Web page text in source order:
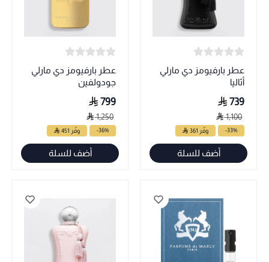
عطر بارفيومز دي مارلي
أثاليا
739
1,100
-33% وفّر 361
أضف للسلة
عطر بارفيومز دي مارلي
جودولفين
799
1,250
-36% وفّر 451
أضف للسلة